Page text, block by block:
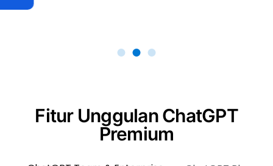
Fitur Unggulan ChatGPT
Premium